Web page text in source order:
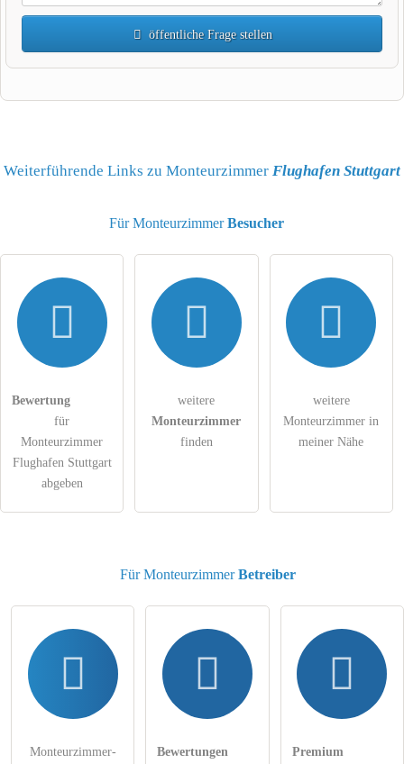
öffentliche Frage stellen
Name
Hiermit akzeptiere ich die .
öffentliche Frage stellen Abbrechen
Hinweis: Bitte beachten Sie, öffentliche Fragen sind
Besucher sichtbar
Klicken Sie hier um eineindividuelle Fragean den
Weiterführende Links zu Monteurzimmer Flughafen Stuttgart
Für MonteurzimmerBesucher
Bewertung
für
Monteurzimmer
Flughafen Stuttgart
abgeben
weitere
Monteurzimmer
finden
weitere
Monteurzimmer in
meiner Nähe
Für MonteurzimmerBetreiber
Monteurzimmer-
Bewertungen
Premium